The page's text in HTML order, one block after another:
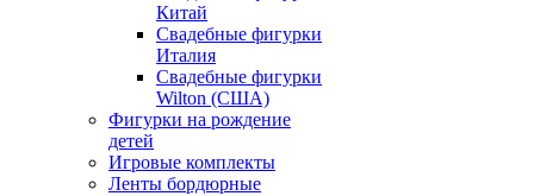
Китай
Свадебные фигурки
Италия
Свадебные фигурки
Wilton (США)
Фигурки на рождение
детей
Игровые комплекты
Ленты бордюрные